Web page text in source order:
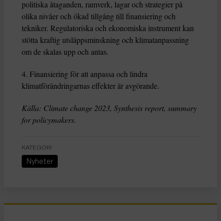
politiska åtaganden, ramverk, lagar och strategier på
olika nivåer och ökad tillgång till finansiering och
tekniker. Regulatoriska och ekonomiska instrument kan
stötta kraftig utsläppsminskning och klimatanpassning
om de skalas upp och antas.
4. Finansiering för att anpassa och lindra
klimatförändringarnas effekter är avgörande.
Källa: Climate change 2023, Synthesis report, summary
for policymakers.
KATEGORI
Nyheter